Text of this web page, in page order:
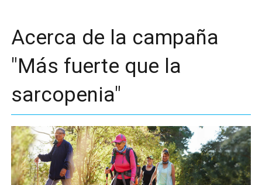
Acerca de la campaña
"Más fuerte que la
sarcopenia"